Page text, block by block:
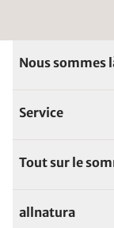
Nous sommes
Service
Tout sur le
allnatura